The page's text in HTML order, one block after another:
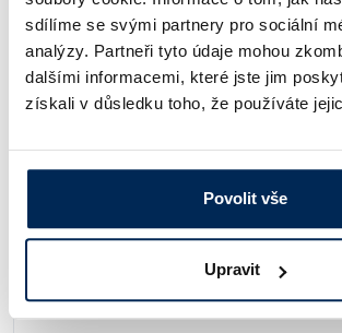
sdílíme se svými partnery pro sociální
analýzy. Partneři tyto údaje mohou
dalšími informacemi, které jste jim
získali v důsledku toho, že používáte
Povolit vše
Upravit
Obj. číslo: 634 177 511 100
Dostupnost:
3 250 Kč / ks
Typ Materiál
100-QS
Dostupnost: